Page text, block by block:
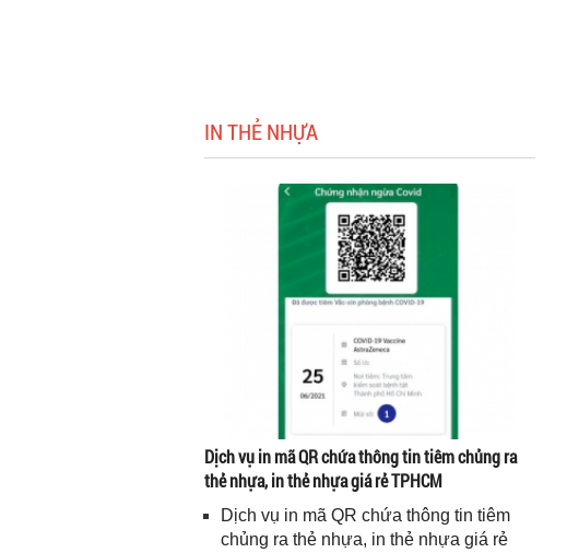
IN THẺ NHỰA
Dịch vụ in mã QR chứa thông tin tiêm chủng ra
thẻ nhựa, in thẻ nhựa giá rẻ TPHCM
Dịch vụ in mã QR chứa thông tin tiêm
chủng ra thẻ nhựa, in thẻ nhựa giá rẻ